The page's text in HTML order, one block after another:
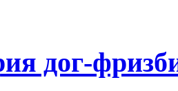
дог-